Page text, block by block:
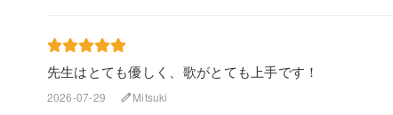
先生はとても優しく、歌がとても上手です！
2026-07-29 editMitsuki